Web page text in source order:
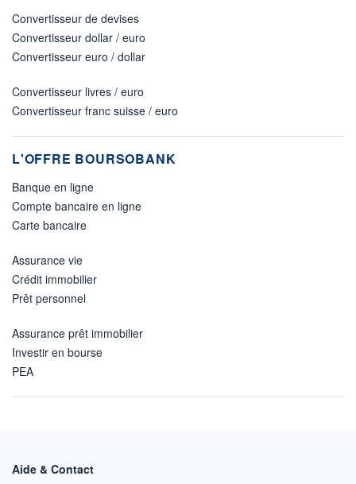
Convertisseur de devises
Convertisseur dollar / euro
Convertisseur euro / dollar
Convertisseur livres / euro
Convertisseur franc suisse / euro
L'OFFRE BOURSOBANK
Banque en ligne
Compte bancaire en ligne
Carte bancaire
Assurance vie
Crédit immobilier
Prêt personnel
Assurance prêt immobilier
Investir en bourse
PEA
Aide & Contact